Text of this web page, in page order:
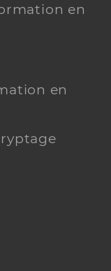
en
en